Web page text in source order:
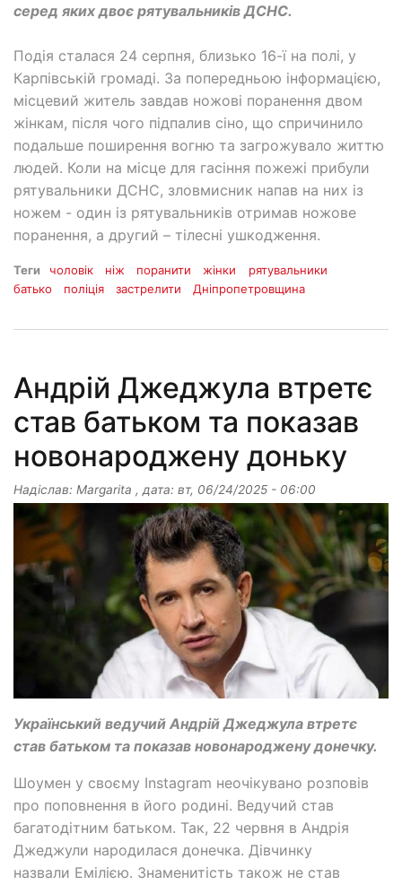
серед яких двоє рятувальників ДСНС.
Подія сталася 24 серпня, близько 16-ї на полі, у
Карпівській громаді. За попередньою інформацією,
місцевий житель завдав ножові поранення двом
жінкам, після чого підпалив сіно, що спричинило
подальше поширення вогню та загрожувало життю
людей. Коли на місце для гасіння пожежі прибули
рятувальники ДСНС, зловмисник напав на них із
ножем - один із рятувальників отримав ножове
поранення, а другий – тілесні ушкодження.
Теги чоловік ніж поранити жінки
рятувальники
батько
поліція застрелити Дніпропетровщина
Андрій Джеджула втретє
став батьком та показав
новонароджену доньку
Надіслав: Margarita , дата: вт, 06/24/2025 - 06:00
Український ведучий Андрій Джеджула втретє
став батьком та показав новонароджену донечку.
Шоумен у своєму Instagram неочікувано розповів
про поповнення в його родині. Ведучий став
багатодітним батьком. Так, 22 червня в Андрія
Джеджули народилася донечка. Дівчинку
назвали Емілією. Знаменитість також не став